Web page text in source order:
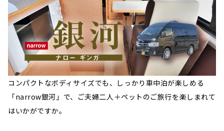
コンパクトなボディサイズでも、しっかり車中泊が楽しめる
「narrow銀河」で、ご夫婦二人＋ペットのご旅行を楽しまれて
はいかがですか。